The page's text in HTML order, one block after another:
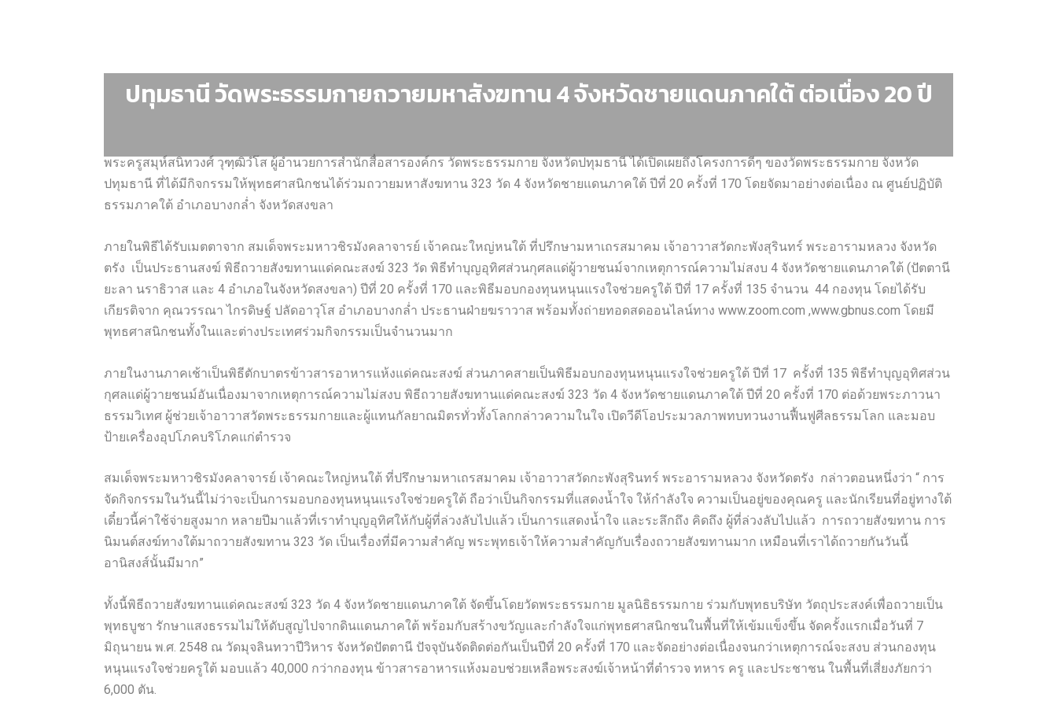
ปทุมธานี วัดพระธรรมกายถวายมหาสังฆทาน 4 จังหวัดชายแดนภาคใต้ ต่อเนื่อง 20 ปี
พระครูสมุห์สนิทวงศ์ วุฑฺฒิวํโส ผู้อำนวยการสำนักสื่อสารองค์กร วัดพระธรรมกาย จังหวัดปทุมธานี ได้เปิดเผยถึงโครงการดีๆ ของวัดพระธรรมกาย จังหวัด
ปทุมธานี ที่ได้มีกิจกรรมให้พุทธศาสนิกชนได้ร่วมถวายมหาสังฆทาน 323 วัด 4 จังหวัดชายแดนภาคใต้ ปีที่ 20 ครั้งที่ 170 โดยจัดมาอย่างต่อเนื่อง ณ ศูนย์ปฏิบัติ
ธรรมภาคใต้ อำเภอบางกล่ำ จังหวัดสงขลา
ภายในพิธีได้รับเมตตาจาก สมเด็จพระมหาวชิรมังคลาจารย์ เจ้าคณะใหญ่หนใต้ ที่ปรึกษามหาเถรสมาคม เจ้าอาวาสวัดกะพังสุรินทร์ พระอารามหลวง จังหวัด
ตรัง เป็นประธานสงฆ์ พิธีถวายสังฆทานแด่คณะสงฆ์ 323 วัด พิธีทำบุญอุทิศส่วนกุศลแด่ผู้วายชนม์จากเหตุการณ์ความไม่สงบ 4 จังหวัดชายแดนภาคใต้ (ปัตตานี
ยะลา นราธิวาส และ 4 อำเภอในจังหวัดสงขลา) ปีที่ 20 ครั้งที่ 170 และพิธีมอบกองทุนหนุนแรงใจช่วยครูใต้ ปีที่ 17 ครั้งที่ 135 จำนวน 44 กองทุน โดยได้รับ
เกียรติจาก คุณวรรณา ไกรดิษฐ์ ปลัดอาวุโส อำเภอบางกล่ำ ประธานฝ่ายฆราวาส พร้อมทั้งถ่ายทอดสดออนไลน์ทาง www.zoom.com ,www.gbnus.com โดยมี
พุทธศาสนิกชนทั้งในและต่างประเทศร่วมกิจกรรมเป็นจำนวนมาก
ภายในงานภาคเช้าเป็นพิธีตักบาตรข้าวสารอาหารแห้งแด่คณะสงฆ์ ส่วนภาคสายเป็นพิธีมอบกองทุนหนุนแรงใจช่วยครูใต้ ปีที่ 17 ครั้งที่ 135 พิธีทำบุญอุทิศส่วน
กุศลแด่ผู้วายชนม์อันเนื่องมาจากเหตุการณ์ความไม่สงบ พิธีถวายสังฆทานแด่คณะสงฆ์ 323 วัด 4 จังหวัดชายแดนภาคใต้ ปีที่ 20 ครั้งที่ 170 ต่อด้วยพระภาวนา
ธรรมวิเทศ ผู้ช่วยเจ้าอาวาสวัดพระธรรมกายและผู้แทนกัลยาณมิตรทั่วทั้งโลกกล่าวความในใจ เปิดวีดีโอประมวลภาพทบทวนงานฟื้นฟูศีลธรรมโลก และมอบ
ป้ายเครื่องอุปโภคบริโภคแก่ตำรวจ
สมเด็จพระมหาวชิรมังคลาจารย์ เจ้าคณะใหญ่หนใต้ ที่ปรึกษามหาเถรสมาคม เจ้าอาวาสวัดกะพังสุรินทร์ พระอารามหลวง จังหวัดตรัง กล่าวตอนหนึ่งว่า “ การ
จัดกิจกรรมในวันนี้ไม่ว่าจะเป็นการมอบกองทุนหนุนแรงใจช่วยครูใต้ ถือว่าเป็นกิจกรรมที่แสดงน้ำใจ ให้กำลังใจ ความเป็นอยู่ของคุณครู และนักเรียนที่อยู่ทางใต้
เดี๋ยวนี้ค่าใช้จ่ายสูงมาก หลายปีมาแล้วที่เราทำบุญอุทิศให้กับผู้ที่ล่วงลับไปแล้ว เป็นการแสดงน้ำใจ และระลึกถึง คิดถึง ผู้ที่ล่วงลับไปแล้ว การถวายสังฆทาน การ
นิมนต์สงฆ์ทางใต้มาถวายสังฆทาน 323 วัด เป็นเรื่องที่มีความสำคัญ พระพุทธเจ้าให้ความสำคัญกับเรื่องถวายสังฆทานมาก เหมือนที่เราได้ถวายกันวันนี้
อานิสงส์นั้นมีมาก”
ทั้งนี้พิธีถวายสังฆทานแด่คณะสงฆ์ 323 วัด 4 จังหวัดชายแดนภาคใต้ จัดขึ้นโดยวัดพระธรรมกาย มูลนิธิธรรมกาย ร่วมกับพุทธบริษัท วัตถุประสงค์เพื่อถวายเป็น
พุทธบูชา รักษาแสงธรรมไม่ให้ดับสูญไปจากดินแดนภาคใต้ พร้อมกับสร้างขวัญและกำลังใจแก่พุทธศาสนิกชนในพื้นที่ให้เข้มแข็งขึ้น จัดครั้งแรกเมื่อวันที่ 7
มิถุนายน พ.ศ. 2548 ณ วัดมุจลินทวาปีวิหาร จังหวัดปัตตานี ปัจจุบันจัดติดต่อกันเป็นปีที่ 20 ครั้งที่ 170 และจัดอย่างต่อเนื่องจนกว่าเหตุการณ์จะสงบ ส่วนกองทุน
หนุนแรงใจช่วยครูใต้ มอบแล้ว 40,000 กว่ากองทุน ข้าวสารอาหารแห้งมอบช่วยเหลือพระสงฆ์เจ้าหน้าที่ตำรวจ ทหาร ครู และประชาชน ในพื้นที่เสี่ยงภัยกว่า
6,000 ตัน.